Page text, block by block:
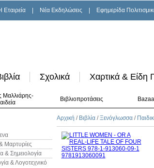
Εταιρεία Νέα Εκδηλώσεις Εφημερίδα
Σχολικά Χαρτικά & Είδη
Μαλλιάρης-
Βιβλιοπροτάσεις
Μαρτυρίες
& Σημειολογία
& Λογοτεχνικό
Αρχική / Βιβλία /Ξενόγλωσσα /